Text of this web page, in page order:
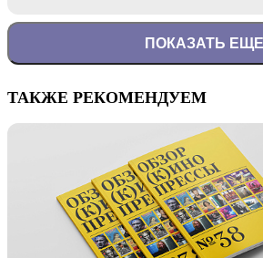
ПОКАЗАТЬ ЕЩЕ
ТАКЖЕ РЕКОМЕНДУЕМ